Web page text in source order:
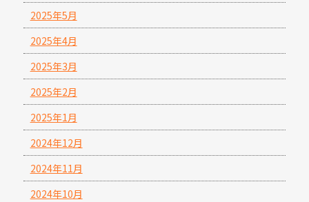
2025年5月
2025年4月
2025年3月
2025年2月
2025年1月
2024年12月
2024年11月
2024年10月